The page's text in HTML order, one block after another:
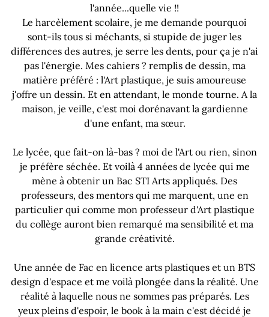
l'année...quelle vie !!
Le harcèlement scolaire, je me demande pourquoi
sont-ils tous si méchants, si stupide de juger les
différences des autres, je serre les dents, pour ça je n'ai
pas l'énergie. Mes cahiers ? remplis de dessin, ma
matière préféré : l'Art plastique, je suis amoureuse
j'offre un dessin. Et en attendant, le monde tourne. A la
maison, je veille, c'est moi dorénavant la gardienne
d'une enfant, ma sœur.
Le lycée, que fait-on là-bas ? moi de l'Art ou rien, sinon
je préfère séchée. Et voilà 4 années de lycée qui me
mène à obtenir un Bac STI Arts appliqués. Des
professeurs, des mentors qui me marquent, une en
particulier qui comme mon professeur d'Art plastique
du collège auront bien remarqué ma sensibilité et ma
grande créativité.
Une année de Fac en licence arts plastiques et un BTS
design d'espace et me voilà plongée dans la réalité. Une
réalité à laquelle nous ne sommes pas préparés. Les
yeux pleins d'espoir, le book à la main c'est décidé je